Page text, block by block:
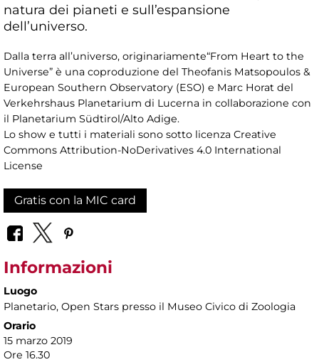
natura dei pianeti e sull’espansione
dell’universo.
Dalla terra all’universo, originariamente“From Heart to the
Universe” è una coproduzione del Theofanis Matsopoulos &
European Southern Observatory (ESO) e Marc Horat del
Verkehrshaus Planetarium di Lucerna in collaborazione con
il Planetarium Südtirol/Alto Adige.
Lo show e tutti i materiali sono sotto licenza Creative
Commons Attribution-NoDerivatives 4.0 International
License
Gratis con la MIC card
Informazioni
Luogo
Planetario, Open Stars presso il Museo Civico di Zoologia
Orario
15 marzo 2019
Ore 16.30